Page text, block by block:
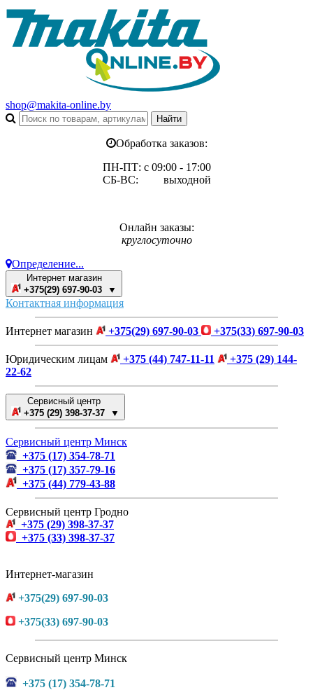
shop@makita-online.by
Обработка заказов:
ПН-ПТ: с 09:00 - 17:00
СБ-ВС: выходной
Онлайн заказы:
круглосуточно
Определение...
Интернет магазин
+375(29) 697-90-03 ▼
Контактная информация
Интернет магазин +375(29) 697-90-03 +375(33) 697-90-03
Юридическим лицам +375 (44) 747-11-11
+375 (29) 144-
22-62
Сервисный центр
+375 (29) 398-37-37 ▼
Сервисный центр Минск
+375 (17) 354-78-71
+375 (17) 357-79-16
+375 (44) 779-43-88
Сервисный центр Гродно
+375 (29) 398-37-37
+375 (33) 398-37-37
Интернет-магазин
+375(29) 697-90-03
+375(33) 697-90-03
Сервисный центр Минск
+375 (17) 354-78-71